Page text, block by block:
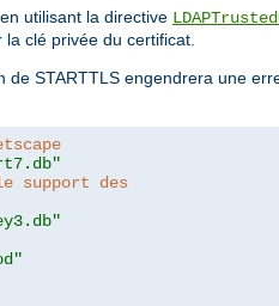
utilisant la directive
clé privée du certificat.
STARTTLS engendrera une
support des